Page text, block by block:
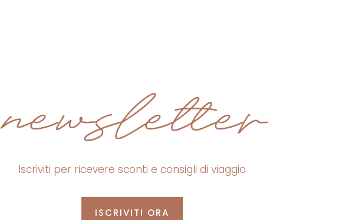
newsletter
Iscriviti per ricevere sconti e consigli di viaggio
ISCRIVITI ORA